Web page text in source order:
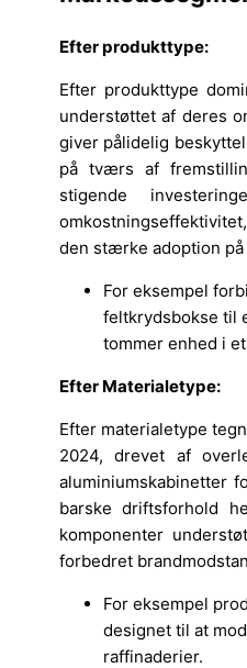
Efter produkttype:
Efter produkttype
understøttet af deres
giver pålidelig
på tværs af
stigende
den stærke adoption
For eksempel
feltkrydsbokse til
tommer enhed i
Efter Materialetype:
Efter materialetype
2024, drevet af
aluminiumskabinetter
barske driftsforhold
komponenter
forbedret
For eksempel
designet til at
raffinaderier.